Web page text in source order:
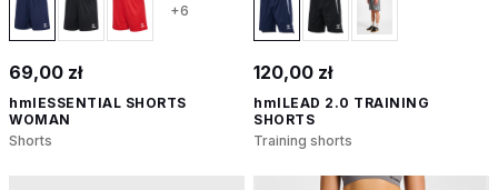
+6
69,00 zł
hmlESSENTIAL SHORTS
WOMAN
Shorts
120,00 zł
hmlLEAD 2.0 TRAINING
SHORTS
Training shorts